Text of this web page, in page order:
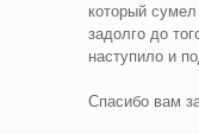
который
задолго до
наступило и
Спасибо вам